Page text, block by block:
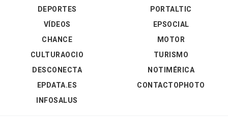
DEPORTES
VÍDEOS
PORTALTIC
EPSOCIAL
CHANCE
CULTURAOCIO
DESCONECTA
EPDATA.ES
INFOSALUS
MOTOR
TURISMO
NOTIMÉRICA
CONTACTOPHOTO